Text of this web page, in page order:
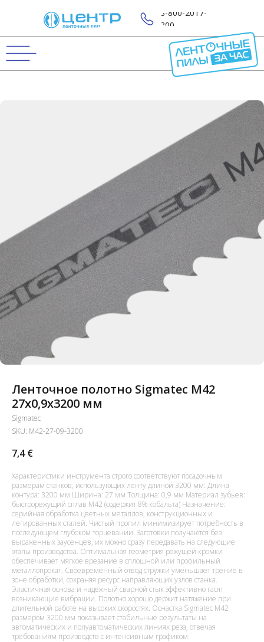
8-800-2017-
800
Ленточное полотно Sigmatec M42
27x0,9x3200 мм
Sigmatec
SKU: M42-27-09-3200
7,4 €
Характеристики инструмента строго соответствуют посадочным
размерам станков, использующих ленту длиной 3200 мм: Длина
контура: 3200 мм Ширина: 27 мм Толщина: 0,9 мм Материал зубьев:
быстрорежущий сплав M42 (содержит 8% кобальта) Назначение:
серийная обработка цветных металлов, конструкционных и
легированных сталей. Чистый пропил минимизирует потребность в
последующем глубоком торцевании. Заготовки получаются без
выраженных заусенцев, их можно сразу передавать на следующие
этапы производства. Оптимальная геометрия режущей кромки
обеспечивает мягкое врезание в сплошной или профильный
металлопрокат. Своевременный отвод стружки уменьшает трение в
зоне обработки, сохраняя ресурс направляющих узлов станка.
Эластичная основа и надежный сварной стык эффективно гасят
возникающие вибрации. Полотно хорошо держит натяжение при
длительной работе на высоких скоростях. Оснастка Sigmatec M42
размером 3200 мм показывает стабильные результаты на
автоматических и полуавтоматических линиях реза, отвечая
требованиям производств с интенсивным графиком.